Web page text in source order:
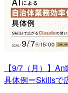
【9/7（月）】
具体例ーSkillsで